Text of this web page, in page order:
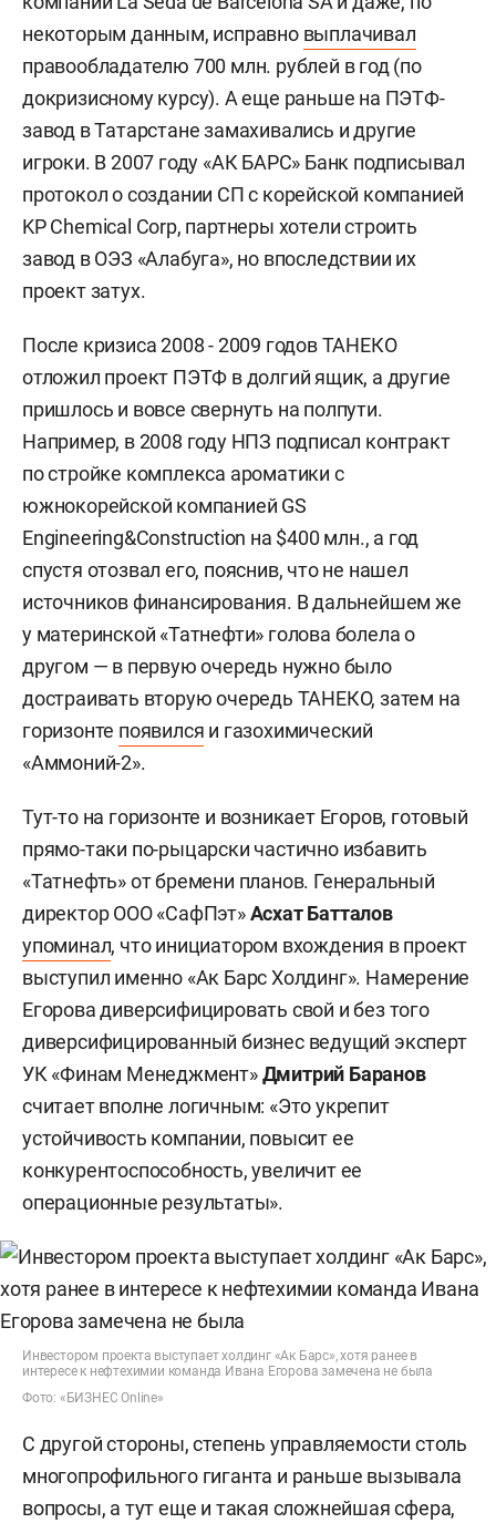
некоторым данным, исправно выплачивал
правообладателю 700 млн. рублей в год (по
докризисному курсу). А еще раньше на ПЭТФ-
завод в Татарстане замахивались и другие
игроки. В 2007 году «АК БАРС» Банк подписывал
протокол о создании СП с корейской компанией
KP Chemical Corp, партнеры хотели строить
завод в ОЭЗ «Алабуга», но впоследствии их
проект затух.
После кризиса 2008 - 2009 годов ТАНЕКО
отложил проект ПЭТФ в долгий ящик, а другие
пришлось и вовсе свернуть на полпути.
Например, в 2008 году НПЗ подписал контракт
по стройке комплекса ароматики с
южнокорейской компанией GS
Engineering&Construction на $400 млн., а год
спустя отозвал его, пояснив, что не нашел
источников финансирования. В дальнейшем же
у материнской «Татнефти» голова болела о
другом — в первую очередь нужно было
достраивать вторую очередь ТАНЕКО, затем на
горизонте появился и газохимический
«Аммоний-2».
Тут-то на горизонте и возникает Егоров, готовый
прямо-таки по-рыцарски частично избавить
«Татнефть» от бремени планов. Генеральный
директор ООО «СафПэт»Асхат Батталов
упоминал, что инициатором вхождения в проект
выступил именно «Ак Барс Холдинг». Намерение
Егорова диверсифицировать свой и без того
диверсифицированный бизнес ведущий эксперт
УК «Финам Менеджмент»Дмитрий Баранов
считает вполне логичным: «Это укрепит
устойчивость компании, повысит ее
конкурентоспособность, увеличит ее
операционные результаты».
Инвестором проекта выступает холдинг «Ак Барс», хотя ранее в
интересе к нефтехимии команда Ивана Егорова замечена не была
Фото: «БИЗНЕС Online»
С другой стороны, степень управляемости столь
многопрофильного гиганта и раньше вызывала
вопросы, а тут еще и такая сложнейшая сфера,